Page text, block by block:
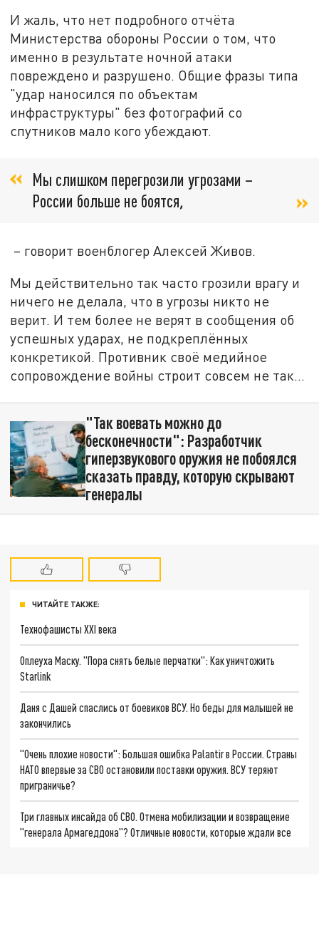
И жаль, что нет подробного отчёта
Министерства обороны России о том, что
именно в результате ночной атаки
повреждено и разрушено. Общие фразы типа
"удар наносился по объектам
инфраструктуры" без фотографий со
спутников мало кого убеждают.
Мы слишком перегрозили угрозами –
России больше не боятся,
– говорит военблогер Алексей Живов.
Мы действительно так часто грозили врагу и
ничего не делала, что в угрозы никто не
верит. И тем более не верят в сообщения об
успешных ударах, не подкреплённых
конкретикой. Противник своё медийное
сопровождение войны строит совсем не так…
"Так воевать можно до
бесконечности": Разработчик
гиперзвукового оружия не побоялся
сказать правду, которую скрывают
генералы
ЧИТАЙТЕ ТАКЖЕ:
Технофашисты XXI века
Оплеуха Маску. "Пора снять белые перчатки": Как уничтожить
Starlink
Даня с Дашей спаслись от боевиков ВСУ. Но беды для малышей не
закончились
"Очень плохие новости": Большая ошибка Palantir в России. Страны
НАТО впервые за СВО остановили поставки оружия. ВСУ теряют
приграничье?
Три главных инсайда об СВО. Отмена мобилизации и возвращение
"генерала Армагеддона"? Отличные новости, которые ждали все